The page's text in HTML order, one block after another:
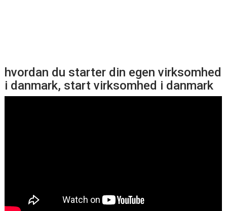
hvordan du starter din egen virksomhed
i danmark, start virksomhed i danmark